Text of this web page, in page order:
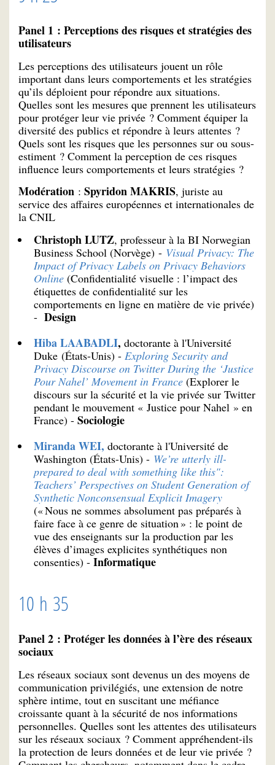
Panel 1 : Perceptions des risques et stratégies des
utilisateurs
Les perceptions des utilisateurs jouent un rôle
important dans leurs comportements et les stratégies
qu’ils déploient pour répondre aux situations.
Quelles sont les mesures que prennent les utilisateurs
pour protéger leur vie privée ? Comment équiper la
diversité des publics et répondre à leurs attentes ?
Quels sont les risques que les personnes sur ou sous-
estiment ? Comment la perception de ces risques
influence leurs comportements et leurs stratégies ?
Modération : Spyridon MAKRIS, juriste au
service des affaires européennes et internationales de
la CNIL
Christoph LUTZ, professeur à la BI Norwegian
Business School (Norvège) - Visual Privacy: The
Impact of Privacy Labels on Privacy Behaviors
Online (Confidentialité visuelle : l’impact des
étiquettes de confidentialité sur les
comportements en ligne en matière de vie privée)
- Design
Hiba LAABADLI, doctorante à l'Université
Duke (États-Unis) - Exploring Security and
Privacy Discourse on Twitter During the ‘Justice
Pour Nahel’ Movement in France (Explorer le
discours sur la sécurité et la vie privée sur Twitter
pendant le mouvement « Justice pour Nahel » en
France) - Sociologie
Miranda WEI, doctorante à l'Université de
Washington (États-Unis) - We’re utterly ill-
prepared to deal with something like this":
Teachers’ Perspectives on Student Generation of
Synthetic Nonconsensual Explicit Imagery
(« Nous ne sommes absolument pas préparés à
faire face à ce genre de situation » : le point de
vue des enseignants sur la production par les
élèves d’images explicites synthétiques non
consenties) - Informatique
10 h 35
Panel 2 : Protéger les données à l’ère des réseaux
sociaux
Les réseaux sociaux sont devenus un des moyens de
communication privilégiés, une extension de notre
sphère intime, tout en suscitant une méfiance
croissante quant à la sécurité de nos informations
personnelles. Quelles sont les attentes des utilisateurs
sur les réseaux sociaux ? Comment appréhendent-ils
la protection de leurs données et de leur vie privée ?